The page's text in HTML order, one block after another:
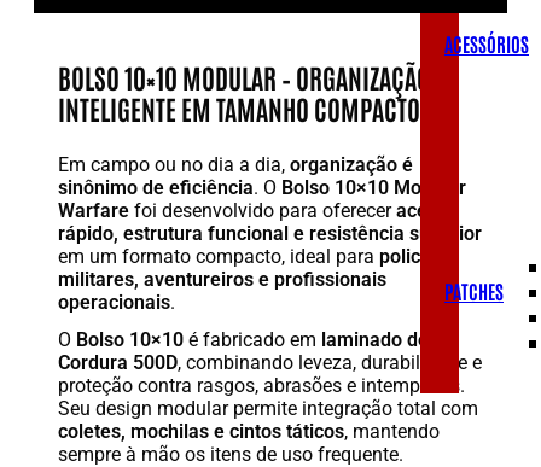
ACESSÓRIOS
PATCHES
BOLSO 10×10 MODULAR – ORGANIZAÇÃO
INTELIGENTE EM TAMANHO COMPACTO
Em campo ou no dia a dia, organização é
sinônimo de eficiência. O Bolso 10×10 Modular
Warfare foi desenvolvido para ofereceracesso
rápido, estrutura funcional e resistência superior
em um formato compacto, ideal para policiais,
militares, aventureiros e profissionais
operacionais.
O Bolso 10×10 é fabricado em laminado de
Cordura 500D, combinando leveza, durabilidade e
proteção contra rasgos, abrasões e intempéries.
Seu design modular permite integração total com
coletes, mochilas e cintos táticos, mantendo
sempre à mão os itens de uso frequente.